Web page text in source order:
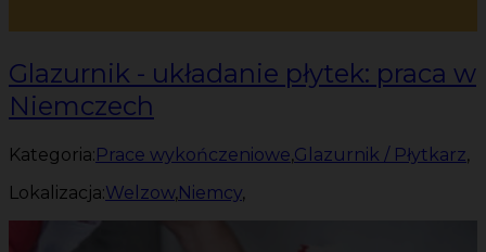
Glazurnik - układanie płytek: praca w
Niemczech
Kategoria: Prace wykończeniowe,Glazurnik / Płytkarz,
Lokalizacja:Welzow,Niemcy,